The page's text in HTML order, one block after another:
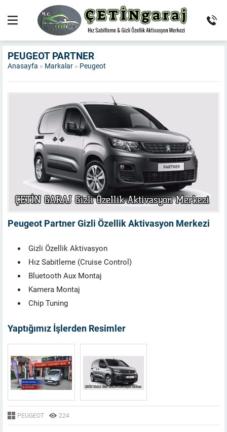
PEUGEOT PARTNER
Anasayfa » Markalar » Peugeot
Peugeot Partner Gizli Özellik Aktivasyon Merkezi
Gizli Özellik Aktivasyon
Hız Sabitleme (Cruise Control)
Bluetooth Aux Montaj
Kamera Montaj
Chip Tuning
Yaptığımız İşlerden Resimler
PEUGEOT 224